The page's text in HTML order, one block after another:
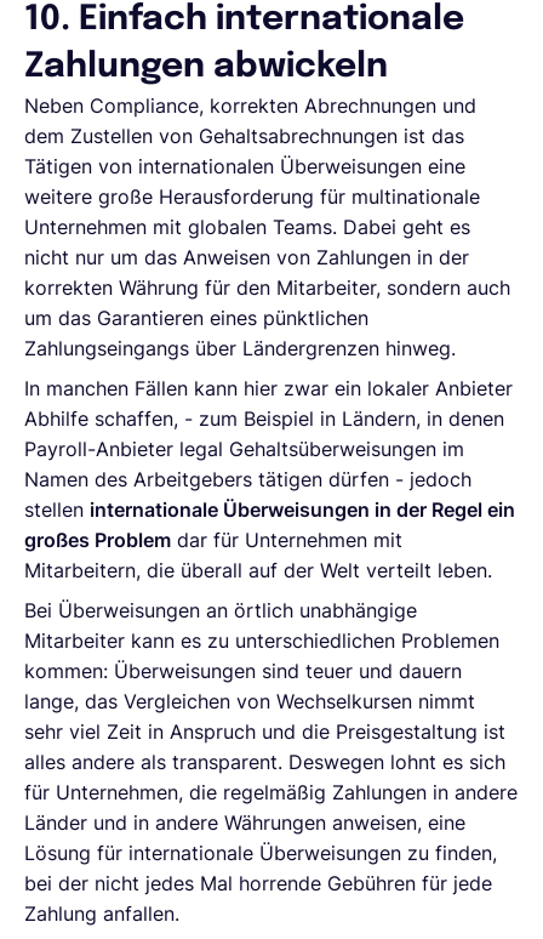
10. Einfach internationale
Zahlungen abwickeln
Neben Compliance, korrekten Abrechnungen und
dem Zustellen von Gehaltsabrechnungen ist das
Tätigen von internationalen Überweisungen eine
weitere große Herausforderung für multinationale
Unternehmen mit globalen Teams. Dabei geht es
nicht nur um das Anweisen von Zahlungen in der
korrekten Währung für den Mitarbeiter, sondern auch
um das Garantieren eines pünktlichen
Zahlungseingangs über Ländergrenzen hinweg.
In manchen Fällen kann hier zwar ein lokaler Anbieter
Abhilfe schaffen, - zum Beispiel in Ländern, in denen
Payroll-Anbieter legal Gehaltsüberweisungen im
Namen des Arbeitgebers tätigen dürfen - jedoch
stellen internationale Überweisungen in der Regel ein
großes Problem dar für Unternehmen mit
Mitarbeitern, die überall auf der Welt verteilt leben.
Bei Überweisungen an örtlich unabhängige
Mitarbeiter kann es zu unterschiedlichen Problemen
kommen: Überweisungen sind teuer und dauern
lange, das Vergleichen von Wechselkursen nimmt
sehr viel Zeit in Anspruch und die Preisgestaltung ist
alles andere als transparent. Deswegen lohnt es sich
für Unternehmen, die regelmäßig Zahlungen in andere
Länder und in andere Währungen anweisen, eine
Lösung für internationale Überweisungen zu finden,
bei der nicht jedes Mal horrende Gebühren für jede
Zahlung anfallen.